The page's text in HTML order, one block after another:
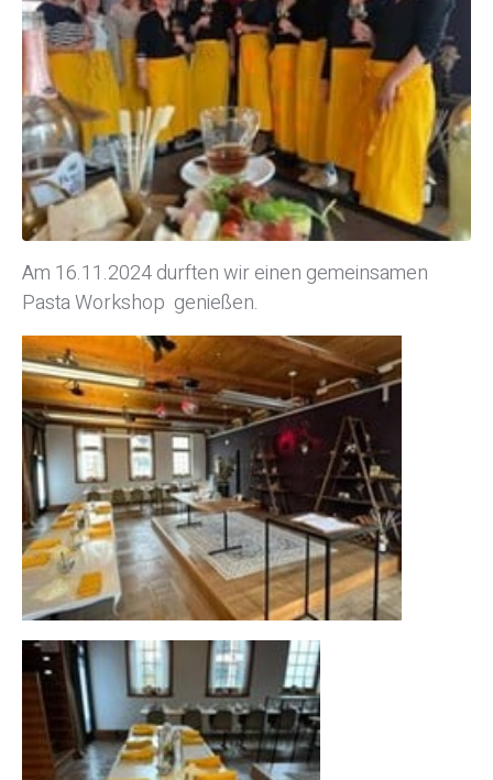
Am 16.11.2024 durften wir einen gemeinsamen
Pasta Workshop genießen.